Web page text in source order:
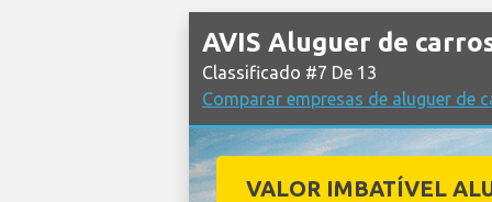
AVIS Aluguer de
Classificado #7 De 13
Comparar empresas de aluguer de
VALOR IMBATÍVEL